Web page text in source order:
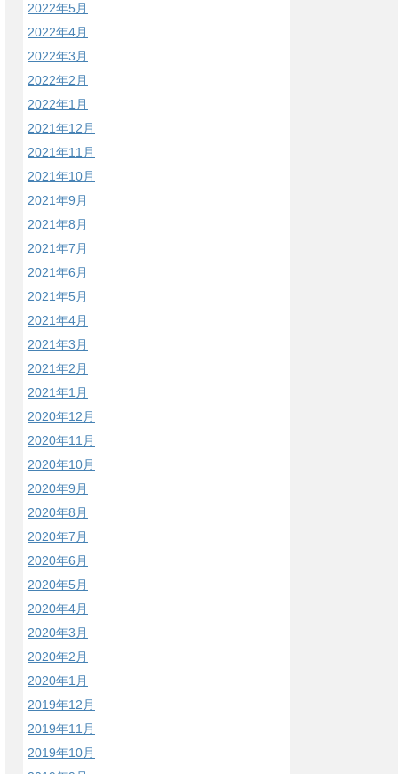
2022年5月
2022年4月
2022年3月
2022年2月
2022年1月
2021年12月
2021年11月
2021年10月
2021年9月
2021年8月
2021年7月
2021年6月
2021年5月
2021年4月
2021年3月
2021年2月
2021年1月
2020年12月
2020年11月
2020年10月
2020年9月
2020年8月
2020年7月
2020年6月
2020年5月
2020年4月
2020年3月
2020年2月
2020年1月
2019年12月
2019年11月
2019年10月